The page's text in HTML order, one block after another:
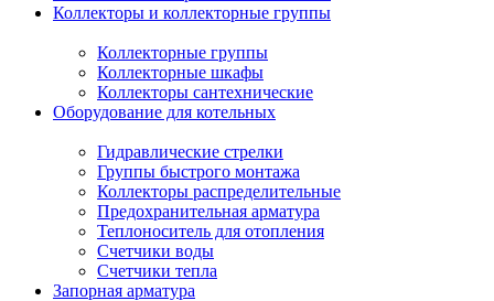
Коллекторы и коллекторные группы
Коллекторные группы
Коллекторные шкафы
Коллекторы сантехнические
Оборудование для котельных
Гидравлические стрелки
Группы быстрого монтажа
Коллекторы распределительные
Предохранительная арматура
Теплоноситель для отопления
Счетчики воды
Счетчики тепла
Запорная арматура